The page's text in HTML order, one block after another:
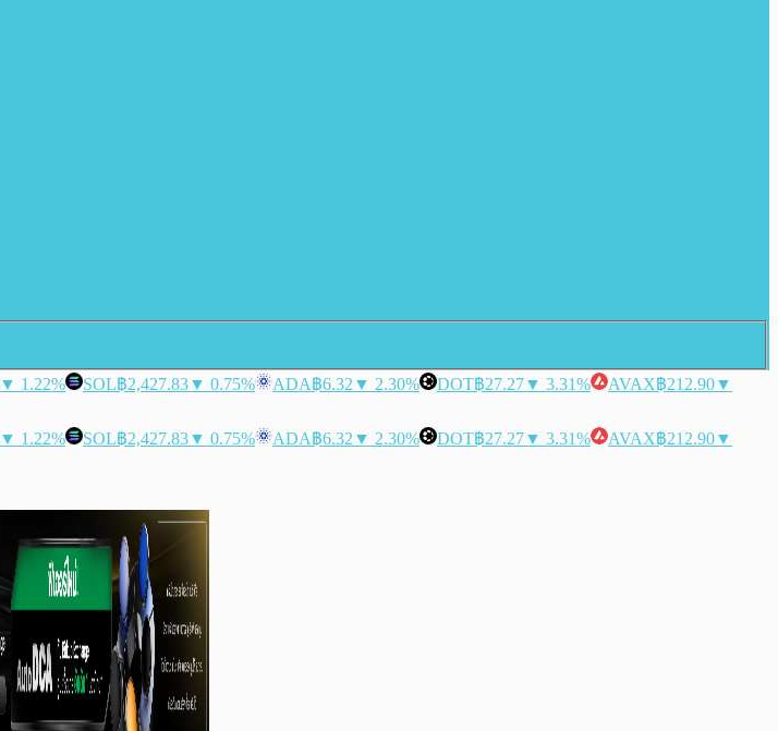
▼ 1.22% SOL฿2,427.83▼ 0.75% ADA฿6.32 ▼ 2.30% DOT฿27.27▼ 3.31% AVAX฿212.90▼
▼ 1.22% SOL฿2,427.83▼ 0.75% ADA฿6.32 ▼ 2.30% DOT฿27.27▼ 3.31% AVAX฿212.90▼